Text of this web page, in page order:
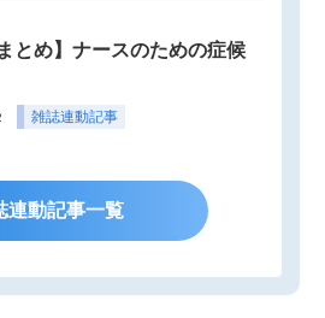
とめ】ナースのための症候
雑誌連動記事
連動記事一覧